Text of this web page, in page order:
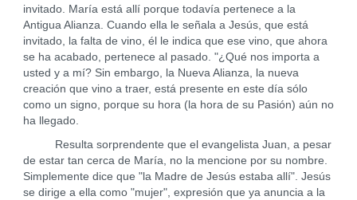
invitado. María está allí porque todavía pertenece a la
Antigua Alianza. Cuando ella le señala a Jesús, que está
invitado, la falta de vino, él le indica que ese vino, que ahora
se ha acabado, pertenece al pasado. "¿Qué nos importa a
usted y a mí? Sin embargo, la Nueva Alianza, la nueva
creación que vino a traer, está presente en este día sólo
como un signo, porque su hora (la hora de su Pasión) aún no
ha llegado.
Resulta sorprendente que el evangelista Juan, a pesar
de estar tan cerca de María, no la mencione por su nombre.
Simplemente dice que "la Madre de Jesús estaba allí". Jesús
se dirige a ella como "mujer", expresión que ya anuncia a la